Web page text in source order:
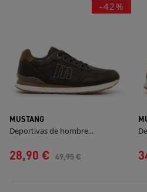
-42%
MUSTANG
Deportivas de hombre...
28,90 € 49,95 €